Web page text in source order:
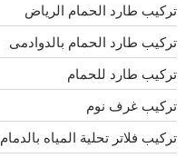
تركيب طارد الحمام الرياض
تركيب طارد الحمام بالدوادمى
تركيب طارد للحمام
تركيب غرف نوم
تركيب فلاتر تحلية المياه بالدمام